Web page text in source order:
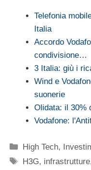
Telefonia
Italia
Accordo
condivisione…
3 Italia: giù i
Wind e
suonerie
Olidata: il 30%
Vodafone:
Categorie
High Tech,
Tag
H3G, infrastrutture